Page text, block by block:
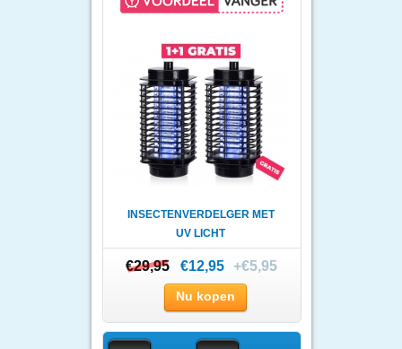
INSECTENVERDELGER MET
UV LICHT
€29,95
€29,95 €12,95 +€5,95
Nu kopen